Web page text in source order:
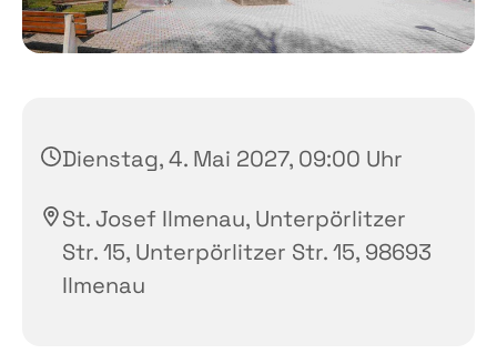
Dienstag, 4. Mai 2027, 09:00 Uhr
St. Josef Ilmenau, Unterpörlitzer
Str. 15, Unterpörlitzer Str. 15, 98693
Ilmenau